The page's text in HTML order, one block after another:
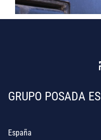
GRUPO POSADA ES
España